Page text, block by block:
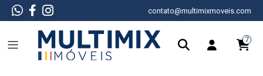
contato@multimixmoveis.com
7